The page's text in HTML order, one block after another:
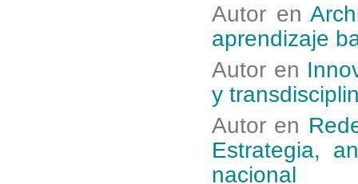
Autor en
aprendizaje
Autor en
y
Autor en
Estrategia,
nacional